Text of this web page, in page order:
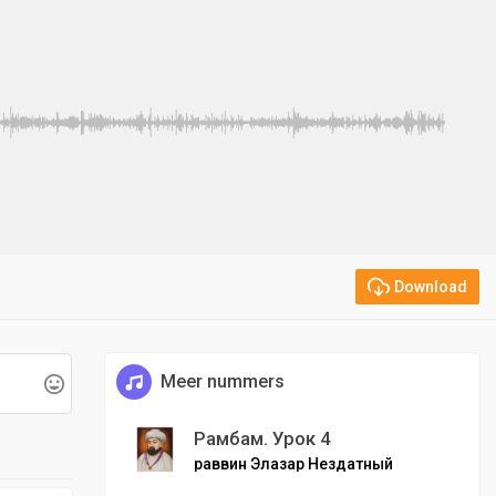
Download
Meer nummers
Рамбам. Урок 4
раввин Элазар Нездатный